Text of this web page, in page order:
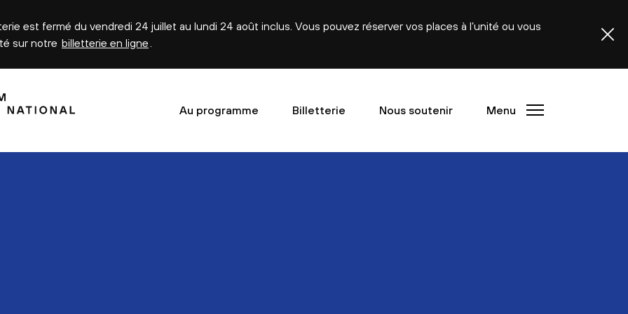
est fermé du vendredi 24 juillet au lundi 24 août inclus. Vous pouvez réserver vos places à l’unité ou vous
sur notre billetterie en ligne
Au programme Billetterie Nous soutenir Menu